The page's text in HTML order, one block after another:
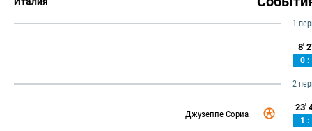
1
8'
0 :
2
Джузеппе Сориа
23'
1 :